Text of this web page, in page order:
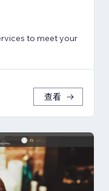
to meet your
查看